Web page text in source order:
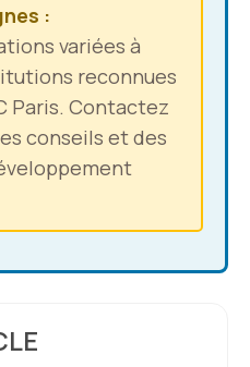
:
variées à
reconnues
Paris. Contactez
conseils et des